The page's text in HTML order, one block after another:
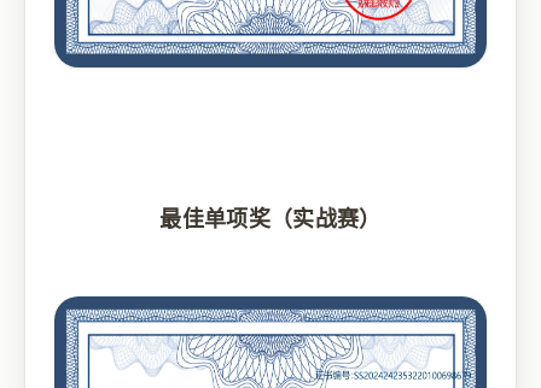
最佳单项奖（实战赛）